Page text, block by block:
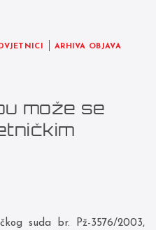
ARHIVA OBJAVA
može se
suda br. Pž-3576/2003,